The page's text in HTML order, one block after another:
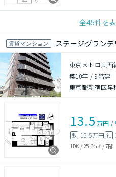
全45件を
賃貸マンション ステージグラン
東京メトロ東
築10年 /9階建
東京都新宿区早
13.5 万円 /
敷 13.5万円 礼
1DK / 25.34㎡ /7階